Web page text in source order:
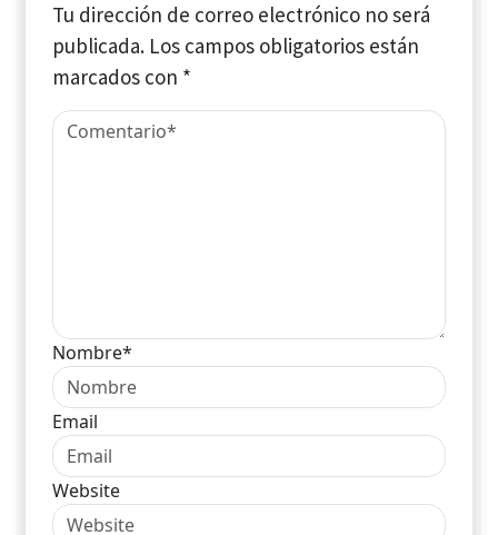
Tu dirección de correo electrónico no será
publicada. Los campos obligatorios están
marcados con *
Nombre*
Email
Website